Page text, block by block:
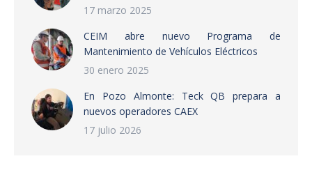
17 marzo 2025
CEIM abre nuevo Programa de
Mantenimiento de Vehículos Eléctricos
30 enero 2025
En Pozo Almonte: Teck QB prepara a
nuevos operadores CAEX
17 julio 2026